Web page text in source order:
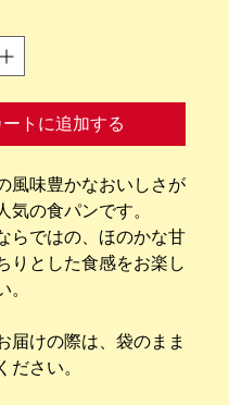
ートに追加する
風味豊かなおいしさが
気の食パンです。
らではの、ほのかな甘
りとした食感をお楽し
届けの際は、袋のまま
ださい。